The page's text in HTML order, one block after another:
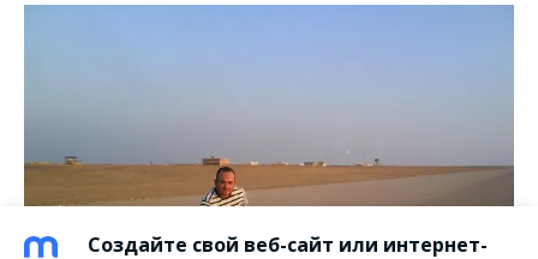
Создайте свой веб-сайт или интернет-